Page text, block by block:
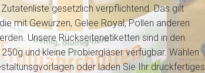
gesetzlich verpflichtend. Das gilt
mit Gewürzen, Gelee Royal, Pollen anderen
Unsere Rückseitenetiketten sind in den
und kleine Probiergläser verfügbar. Wählen
oder laden Sie Ihr druckfertiges